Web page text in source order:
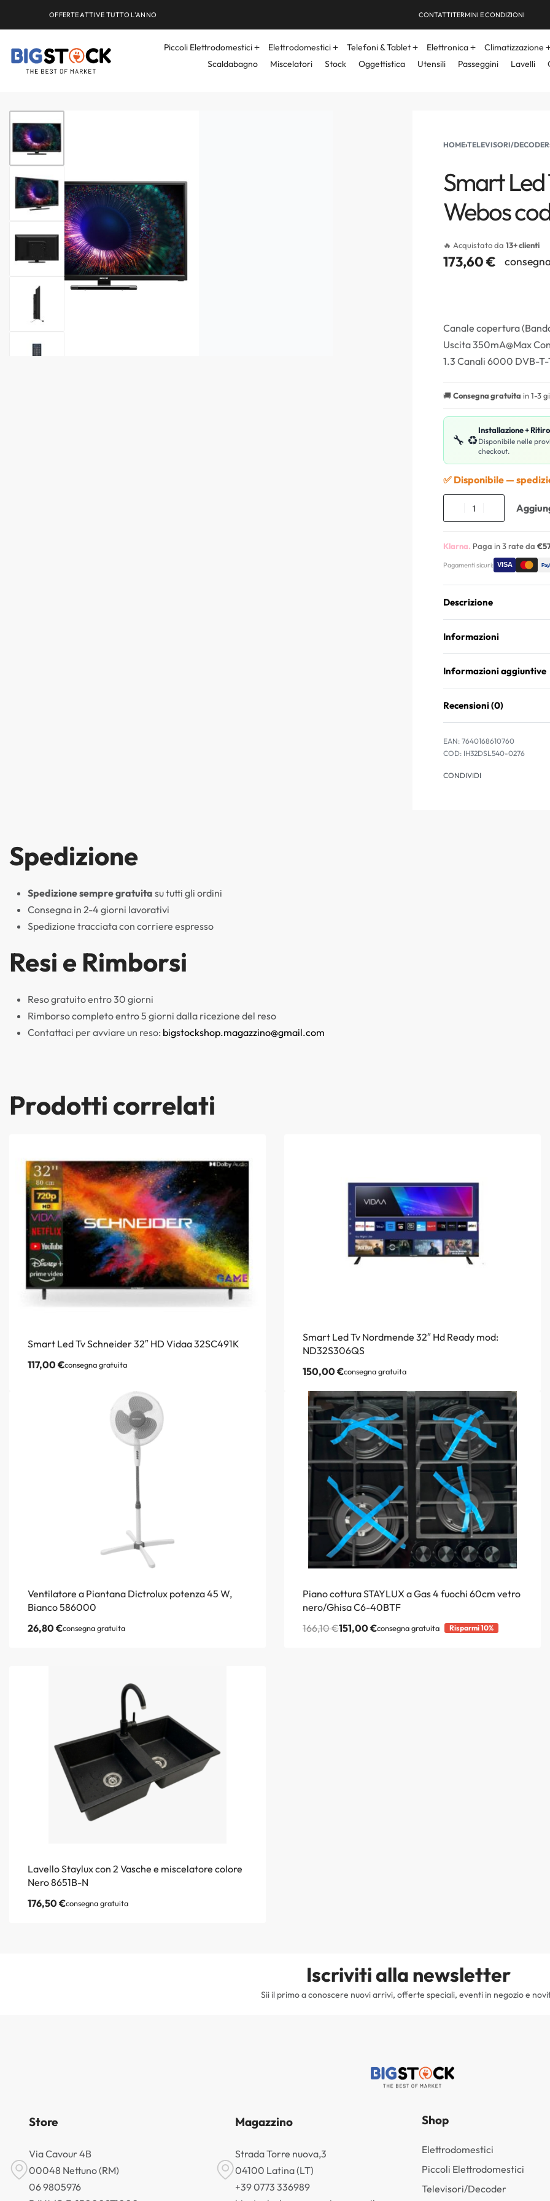
OFFERTE ATTIVE TUTTO L'ANNO CONTATTITERMINI E CONDIZIONI
Piccoli Elettrodomestici Elettrodomestici Telefoni & Tablet Elettronica Climatizzazione
Scaldabagno
Miscelatori Stock Oggettistica Utensili Passeggini Lavelli
HOME›TELEVISORI/DECODER
Smart Led
Webos
🔥 Acquistato da 13+ clienti
173,60€
Canale copertura
Uscita 350mA@Max
1.3 Canali 6000 DVB-
🚚Consegna gratuita in 1-3
🔧 ♻️
Installazione +
Disponibile nelle
checkout.
✅ Disponibile —
Klarna. Paga in 3 rate da
Pagamenti sicuri:
Descrizione
Informazioni
Informazioni aggiuntive
Recensioni (0)
EAN: 7640168610760
IH32DSL540-0276
CONDIVIDI
Spedizione
Spedizione sempre gratuita su tutti gli ordini
Consegna in 2-4 giorni lavorativi
Spedizione tracciata con corriere espresso
Resi e Rimborsi
Reso gratuito entro 30 giorni
Rimborso completo entro 5 giorni dalla ricezione del reso
Contattaci per avviare un reso: bigstockshop.magazzino@gmail.com
Prodotti correlati
Smart Led Tv Schneider 32″ HD Vidaa 32SC491K
117,00€consegna gratuita
Smart Led Tv Nordmende 32″ Hd Ready mod:
ND32S306QS
150,00€consegna gratuita
Ventilatore a Piantana Dictrolux potenza 45 W,
Bianco 586000
26,80€consegna gratuita
Piano cottura STAYLUX a Gas 4 fuochi 60cm vetro
nero/Ghisa C6-40BTF
166,10€151,00€consegna gratuita Risparmi 10%
Lavello Staylux con 2 Vasche e miscelatore colore
Nero 8651B-N
176,50€consegna gratuita
Iscriviti alla newsletter
Sii il primo a conoscere nuovi arrivi, offerte speciali, eventi in negozio e
Store
Via Cavour 4B
00048 Nettuno (RM)
06 9805976
Magazzino
Strada Torre nuova,3
04100 Latina (LT)
+39 0773 336989
Shop
Elettrodomestici
Piccoli Elettrodomestici
Televisori/Decoder